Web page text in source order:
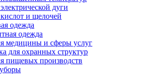
дуги
и щелочей
одежда
одежда
медицины и сферы услуг
для охранных структур
пищевых производств